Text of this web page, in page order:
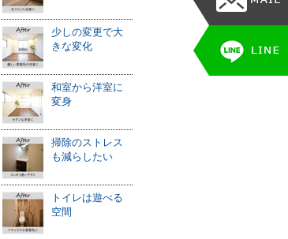
少しの変更で大
きな変化
和室から洋室に
変身
掃除のストレス
も減らしたい
トイレは遊べる
空間